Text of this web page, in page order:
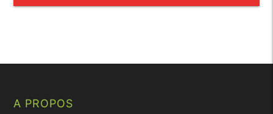
A PROPOS